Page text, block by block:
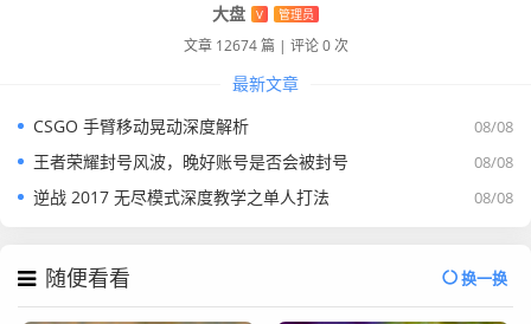
大盘 V 管理员
文章 12674 篇 | 评论 0 次
最新文章
08/08
CSGO 手臂移动晃动深度解析
08/08
王者荣耀封号风波，晚好账号是否会被封号
08/08
逆战 2017 无尽模式深度教学之单人打法
随便看看 换一换